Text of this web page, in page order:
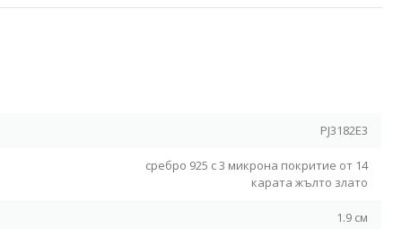
PJ3182E3
сребро 925 с 3 микрона покритие от 14
карата жълто злато
1.9 см